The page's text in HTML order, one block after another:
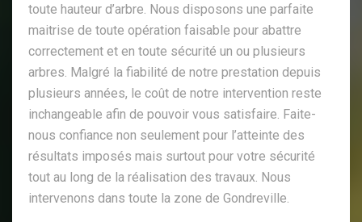
toute hauteur d’arbre. Nous disposons une parfaite
maitrise de toute opération faisable pour abattre
correctement et en toute sécurité un ou plusieurs
arbres. Malgré la fiabilité de notre prestation depuis
plusieurs années, le coût de notre intervention reste
inchangeable afin de pouvoir vous satisfaire. Faite-
nous confiance non seulement pour l’atteinte des
résultats imposés mais surtout pour votre sécurité
tout au long de la réalisation des travaux. Nous
intervenons dans toute la zone de Gondreville.